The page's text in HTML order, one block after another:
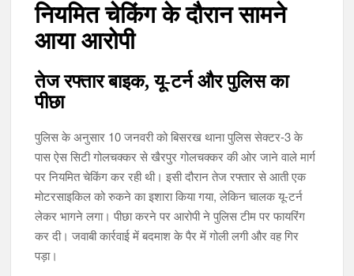
नियमित चेकिंग के दौरान सामने
आया आरोपी
तेज रफ्तार बाइक, यू-टर्न और पुलिस का
पीछा
पुलिस के अनुसार 10 जनवरी को बिसरख थाना पुलिस सेक्टर-3 के
पास ऐस सिटी गोलचक्कर से खैरपुर गोलचक्कर की ओर जाने वाले मार्ग
पर नियमित चेकिंग कर रही थी। इसी दौरान तेज रफ्तार से आती एक
मोटरसाइकिल को रुकने का इशारा किया गया, लेकिन चालक यू-टर्न
लेकर भागने लगा। पीछा करने पर आरोपी ने पुलिस टीम पर फायरिंग
कर दी। जवाबी कार्रवाई में बदमाश के पैर में गोली लगी और वह गिर
पड़ा।